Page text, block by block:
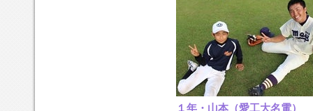
１年・山本（愛工大名電）